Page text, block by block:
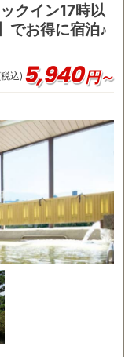
クイン17時以
でお得に宿泊♪
込) 5,940円～